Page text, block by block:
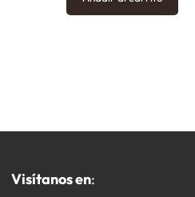
Visítanos en: